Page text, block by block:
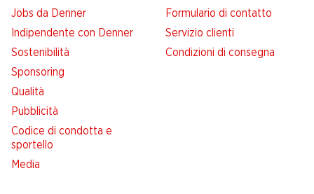
Jobs da Denner
Indipendente con Denner
Sostenibilità
Sponsoring
Qualità
Pubblicità
Codice di condotta e
sportello
Media
Formulario di contatto
Servizio clienti
Condizioni di consegna